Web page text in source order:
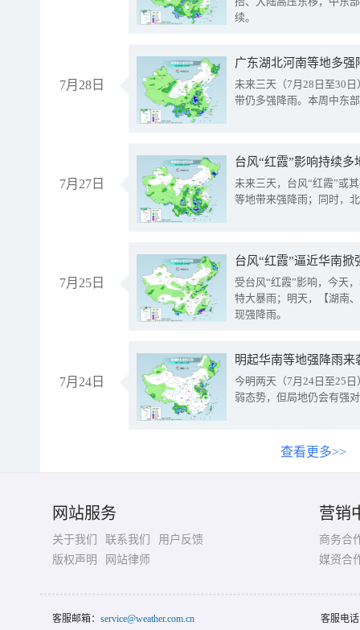
续。
7月28日
广东湖北河南等地多
未来三天（7月28日至30
带仍多强降雨。本周中东
7月27日
台风“红霞”影响持续
未来三天，台风“红霞”或
等地带来强降雨；同时，
7月25日
台风“红霞”逼近华南
受台风“红霞”影响，今天
特大暴雨；明天，【湖南
现强降雨。
7月24日
明起华南等地强降雨
今明两天（7月24日至25
弱态势，但局地仍会有强
查看更多>>
网站服务
关于我们 联系我们
用户反馈
版权声明
网站律师
营销
商务合
媒资合
客服邮箱： service@weather.com.cn 客服电